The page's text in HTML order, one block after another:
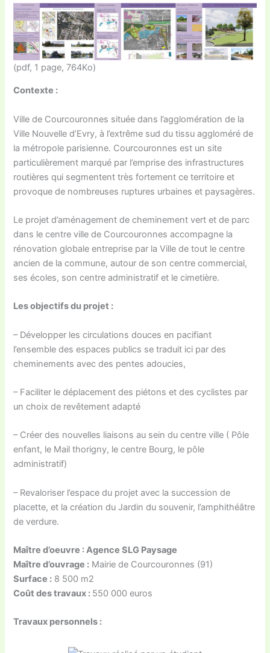
(pdf, 1 page, 764Ko)
Contexte :
Ville de Courcouronnes située dans l’agglomération de la
Ville Nouvelle d’Evry, à l’extrême sud du tissu aggloméré de
la métropole parisienne. Courcouronnes est un site
particulièrement marqué par l’emprise des infrastructures
routières qui segmentent très fortement ce territoire et
provoque de nombreuses ruptures urbaines et paysagères.
Le projet d’aménagement de cheminement vert et de parc
dans le centre ville de Courcouronnes accompagne la
rénovation globale entreprise par la Ville de tout le centre
ancien de la commune, autour de son centre commercial,
ses écoles, son centre administratif et le cimetière.
Les objectifs du projet :
– Développer les circulations douces en pacifiant
l’ensemble des espaces publics se traduit ici par des
cheminements avec des pentes adoucies,
– Faciliter le déplacement des piétons et des cyclistes par
un choix de revêtement adapté
– Créer des nouvelles liaisons au sein du centre ville ( Pôle
enfant, le Mail thorigny, le centre Bourg, le pôle
administratif)
– Revaloriser l’espace du projet avec la succession de
placette, et la création du Jardin du souvenir, l’amphithéâtre
de verdure.
Maître d’oeuvre : Agence SLG Paysage
Maître d’ouvrage : Mairie de Courcouronnes (91)
Surface : 8 500 m2
Coût des travaux : 550 000 euros
Travaux personnels :